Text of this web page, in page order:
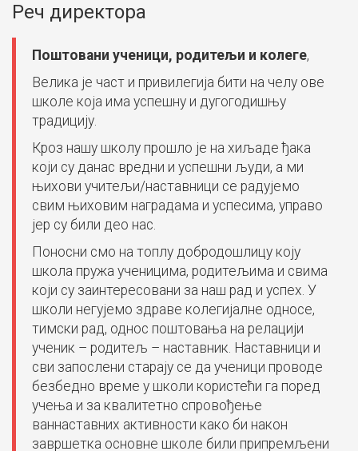
Реч директора
Поштовани ученици, родитељи и колеге,
Велика је част и привилегија бити на челу ове
школе која има успешну и дугогодишњу
традицију.
Кроз нашу школу прошло је на хиљаде ђака
који су данас вредни и успешни људи, а ми
њихови учитељи/наставници се радујемо
свим њиховим наградама и успесима, управо
јер су били део нас.
Поносни смо на топлу добродошлицу коју
школа пружа ученицима, родитељима и свима
који су заинтересовани за наш рад и успех. У
школи негујемо здраве колегијалне односе,
тимски рад, однос поштовања на релацији
ученик – родитељ – наставник. Наставници и
сви запослени старају се да ученици проводе
безбедно време у школи користећи га поред
учења и за квалитетно спровођење
ваннаставних активности како би након
завршетка основне школе били припремљени